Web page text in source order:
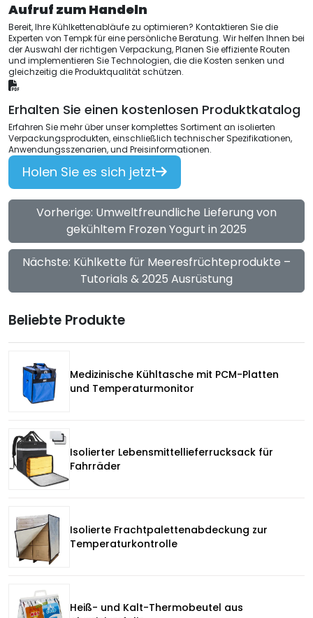
Aufruf zum Handeln
Bereit, Ihre Kühlkettenabläufe zu optimieren? Kontaktieren Sie die
Experten von Tempk für eine persönliche Beratung. Wir helfen Ihnen bei
der Auswahl der richtigen Verpackung, Planen Sie effiziente Routen
und implementieren Sie Technologien, die die Kosten senken und
gleichzeitig die Produktqualität schützen.
Erhalten Sie einen kostenlosen Produktkatalog
Erfahren Sie mehr über unser komplettes Sortiment an isolierten
Verpackungsprodukten, einschließlich technischer Spezifikationen,
Anwendungsszenarien, und Preisinformationen.
Holen Sie es sich jetzt
Vorherige: Umweltfreundliche Lieferung von
gekühltem Frozen Yogurt in 2025
Nächste: Kühlkette für Meeresfrüchteprodukte –
Tutorials & 2025 Ausrüstung
Beliebte Produkte
Medizinische Kühltasche mit PCM-Platten
und Temperaturmonitor
Isolierter Lebensmittellieferrucksack für
Fahrräder
Isolierte Frachtpalettenabdeckung zur
Temperaturkontrolle
Heiß- und Kalt-Thermobeutel aus